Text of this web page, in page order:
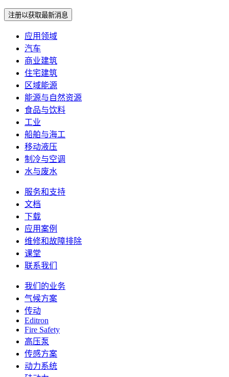
注册以获取最新消息
应用领域
汽车
商业建筑
住宅建筑
区域能源
能源与自然资源
食品与饮料
工业
船舶与海工
移动液压
制冷与空调
水与废水
服务和支持
文档
下载
应用案例
维修和故障排除
课堂
联系我们
我们的业务
气候方案
传动
Editron
Fire Safety
高压泵
传感方案
动力系统